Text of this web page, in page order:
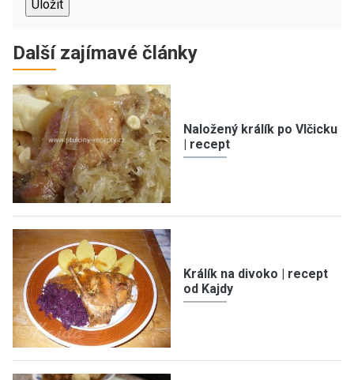
Další zajímavé články
Naložený králík po Vlčicku
| recept
Králík na divoko | recept
od Kajdy